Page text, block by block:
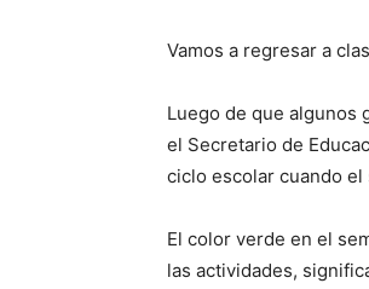
Vamos a regresar a
Luego de que algunos
el Secretario de
ciclo escolar cuando
El color verde en el
las actividades,